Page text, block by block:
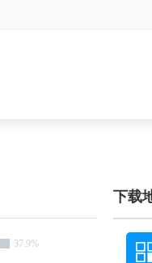
37.9%
下载